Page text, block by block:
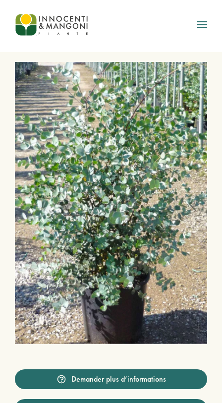
Skip to main content
Demander plus d’informations